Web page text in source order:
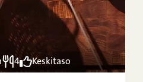
4 Keskitaso